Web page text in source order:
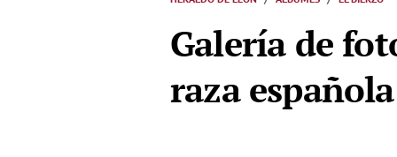
Galería de
raza